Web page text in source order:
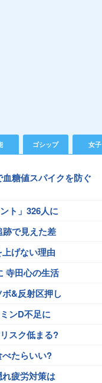
ゴシップ 女子
血糖値スパイクを防ぐ
ト」326人に
で見えた差
げない理由
寺田心の生活
&反射区押し
ンD不足に
スク低まる?
たらいい?
疲労対策は